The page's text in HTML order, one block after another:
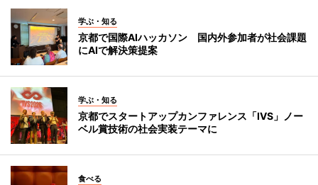
学ぶ・知る
京都で国際AIハッカソン 国内外参加者が社会課題
にAIで解決策提案
学ぶ・知る
京都でスタートアップカンファレンス「IVS」ノー
ベル賞技術の社会実装テーマに
食べる